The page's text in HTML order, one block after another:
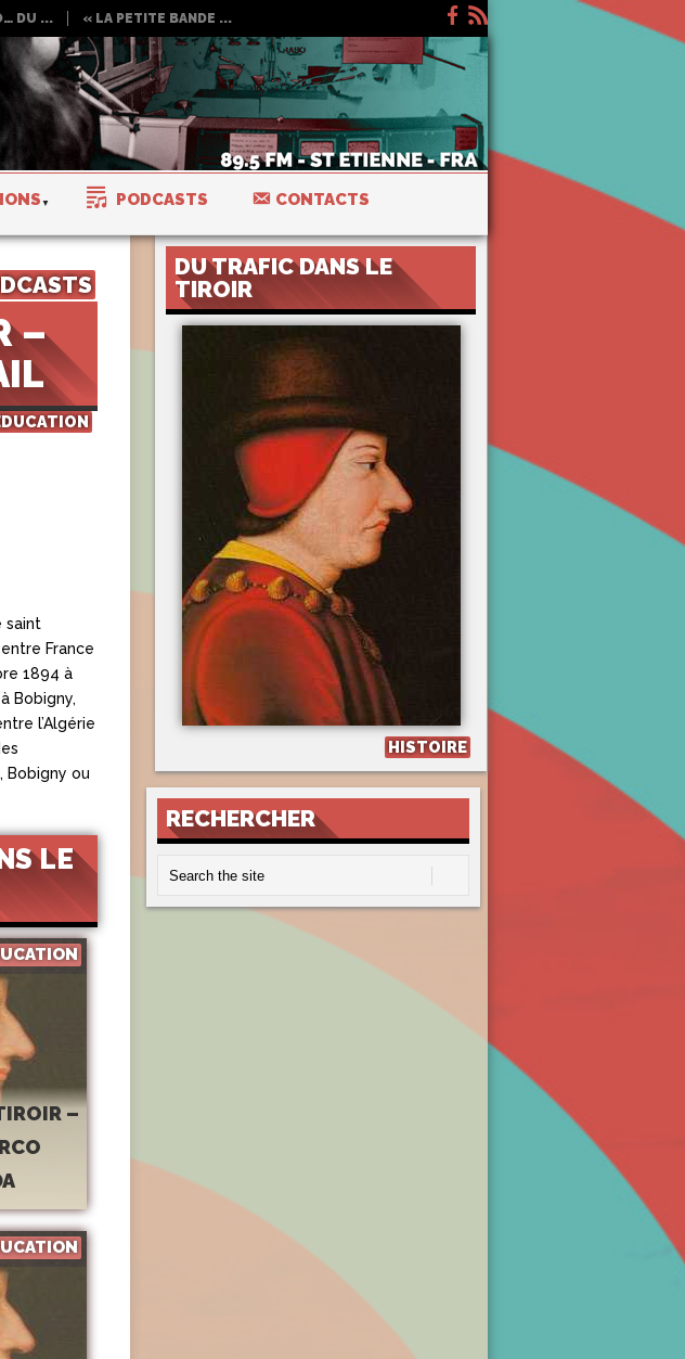
DU ... « LA PETITE BANDE ...
PODCASTS CONTACTS
–
saint
France
1894 à
Bobigny,
l’Algérie
Bobigny ou
LE
–
DU TRAFIC DANS LE
TIROIR
HISTOIRE
RECHERCHER